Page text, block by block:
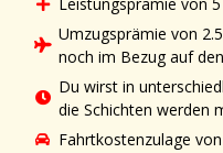
Leistungsprämie von
Umzugsprämie von
noch im Bezug auf
Du wirst in
die Schichten werden
Fahrtkostenzulage